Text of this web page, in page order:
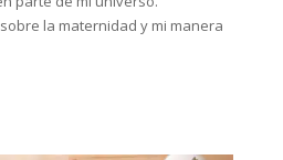
la maternidad y mi manera